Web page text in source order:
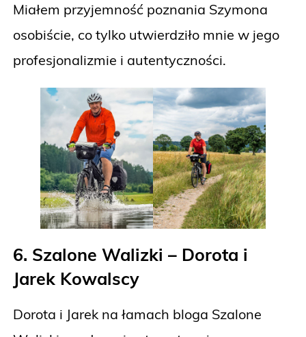
Miałem przyjemność poznania Szymona
osobiście, co tylko utwierdziło mnie w jego
profesjonalizmie i autentyczności.
6. Szalone Walizki – Dorota i
Jarek Kowalscy
Dorota i Jarek na łamach bloga Szalone